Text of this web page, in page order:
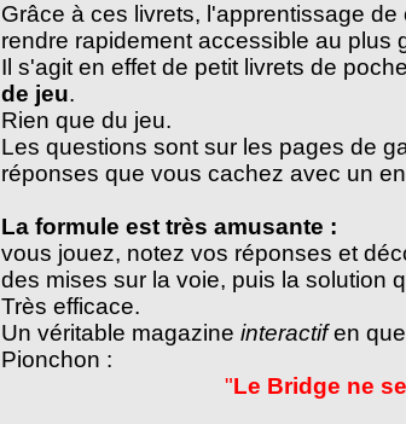
Grâce à ces livrets, l'apprentissage
rendre rapidement accessible au plus
Il s'agit en effet de petit livrets de
de jeu.
Rien que du jeu.
Les questions sont sur les pages de
réponses que vous cachez avec un
La formule est très amusante :
vous jouez, notez vos réponses et
des mises sur la voie, puis la solution
Très efficace.
Un véritable magazine interactifen
Pionchon :
"Le Bridge ne